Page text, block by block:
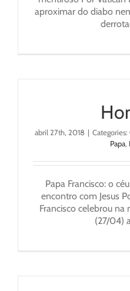
aproximar do diabo
abril 27th, 2018 | Categories:
Papa,
Papa Francisco: o
encontro com Jesus
Francisco celebrou
(27/04)